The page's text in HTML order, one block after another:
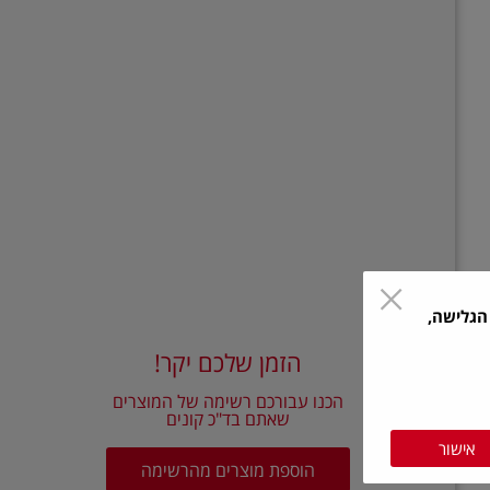
הזמן שלכם יקר!
הכנו עבורכם רשימה של המוצרים
שאתם בד"כ קונים
הוספת מוצרים מהרשימה
הגלישה,
אישור